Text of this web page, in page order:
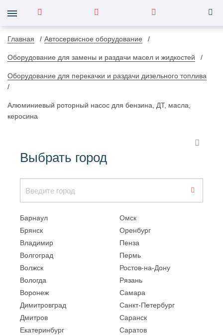
Главная Автосервисное оборудование
Оборудование для замены и раздачи масел и жидкостей
Оборудование для перекачки и раздачи дизельного топлива
Алюминиевый роторный насос для бензина, ДТ, масла,
керосина
Выбрать город
Барнаул
Брянск
Владимир
Волгоград
Волжск
Вологда
Воронеж
Димитровград
Дмитров
Екатеринбург
Омск
Оренбург
Пенза
Пермь
Ростов-на-Дону
Рязань
Самара
Санкт-Петербург
Саранск
Саратов